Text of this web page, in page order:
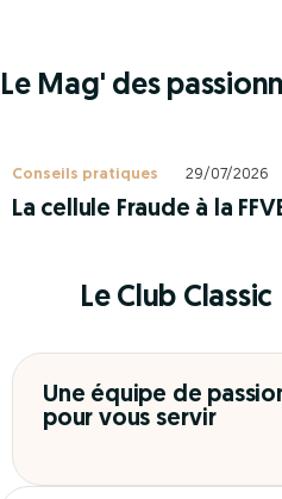
Le Mag' des
Conseils pratiques 29/07/2026
La cellule Fraude à la
Le Club Classic
Une équipe de
pour vous servir